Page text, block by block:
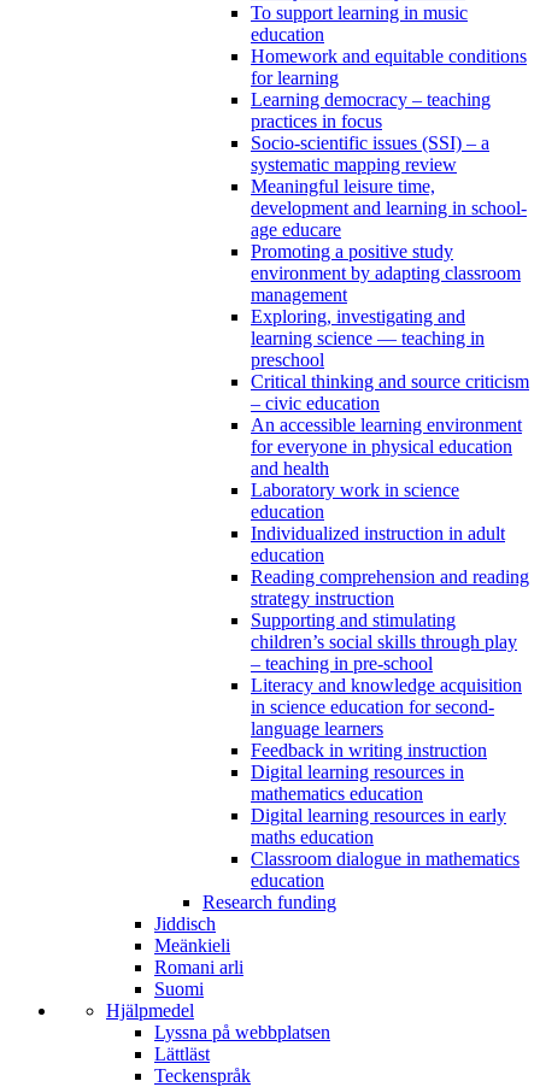
To support learning in music
education
Homework and equitable conditions
for learning
Learning democracy – teaching
practices in focus
Socio-scientific issues (SSI) – a
systematic mapping review
Meaningful leisure time,
development and learning in school-
age educare
Promoting a positive study
environment by adapting classroom
management
Exploring, investigating and
learning science — teaching in
preschool
Critical thinking and source criticism
– civic education
An accessible learning environment
for everyone in physical education
and health
Laboratory work in science
education
Individualized instruction in adult
education
Reading comprehension and reading
strategy instruction
Supporting and stimulating
children’s social skills through play
– teaching in pre-school
Literacy and knowledge acquisition
in science education for second-
language learners
Feedback in writing instruction
Digital learning resources in
mathematics education
Digital learning resources in early
maths education
Classroom dialogue in mathematics
education
Research funding
Jiddisch
Meänkieli
Romani arli
Suomi
Hjälpmedel
Lyssna på webbplatsen
Lättläst
Teckenspråk